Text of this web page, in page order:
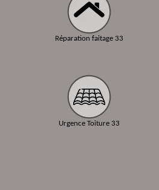
Réparation faitage 33
Urgence Toiture 33